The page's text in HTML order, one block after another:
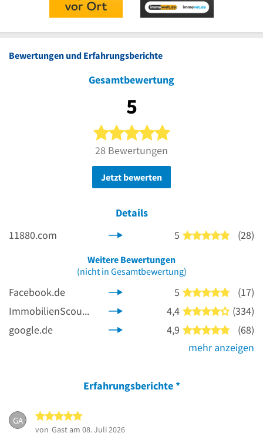
Bewertungen und Erfahrungsberichte
Gesamtbewertung
5
5 von 5 Sternen
28 Bewertungen
Jetzt bewerten
Details
11880.com
5 5 von 5
(28)
Weitere Bewertungen
(nicht in Gesamtbewertung)
Facebook.de 5 5 von 5
(17)
ImmobilienScout24.de
4,4 4 von 5
(334)
google.de
4,9 5 von 5
(68)
mehr anzeigen
Erfahrungsberichte*
GA
von Gast am 08. Juli 2026